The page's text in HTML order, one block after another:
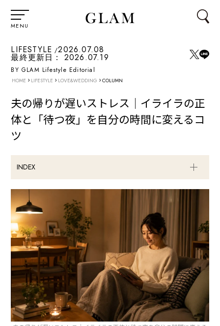
MENU
LIFESTYLE 2026.07.08
最終更新日： 2026.07.19
BY GLAM Lifestyle Editorial
HOME › LIFESTYLE › LOVE&WEDDING › COLUMN
夫の帰りが遅いストレス｜イライラの正
体と「待つ夜」を自分の時間に変えるコ
ツ
INDEX